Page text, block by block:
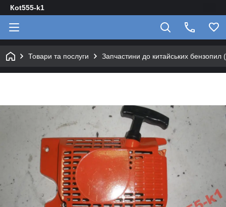
Кot555-k1
Товари та послуги Запчастини до китайських